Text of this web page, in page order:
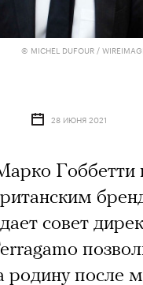
© MICHEL DUFOUR /
28 ИЮНЯ 2021
Гоббетти
совет
родину после